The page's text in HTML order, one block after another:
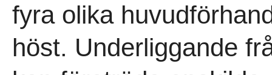
fyra olika
höst. Underliggande